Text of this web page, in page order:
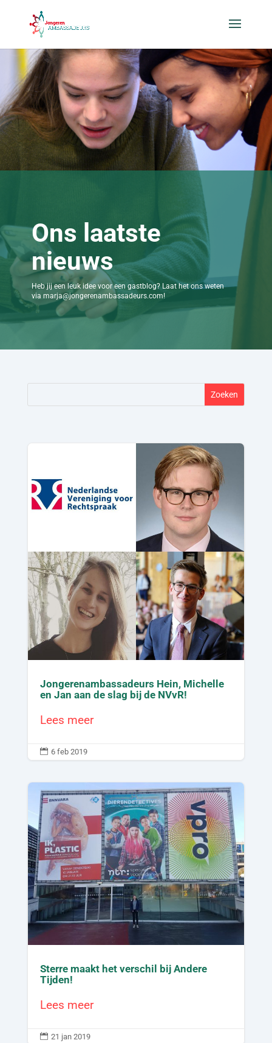
Ons laatste
nieuws
Heb jij een leuk idee voor een gastblog? Laat het ons weten
via marja@jongerenambassadeurs.com!
Jongerenambassadeurs Hein, Michelle
en Jan aan de slag bij de NVvR!
Lees meer
 6 feb 2019
Sterre maakt het verschil bij Andere
Tijden!
Lees meer
 21 jan 2019